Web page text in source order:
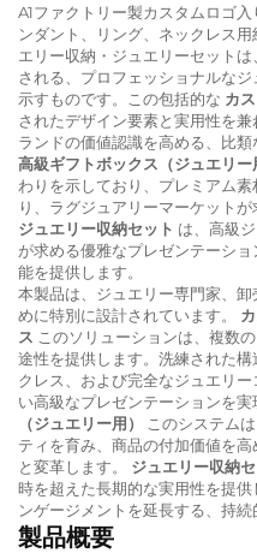
A1ファクトリー製カスタムロゴ
ンダント、リング、ネックレス
エリー収納・ジュエリーセット
される、プロフェッショナルな
示すものです。この包括的な カ
されたデザイン要素と実用性を
ランドの価値認識を高める、比
高級ギフトボックス（ジュエリー
わりを示しており、プレミアム
り、ラグジュアリーマーケット
ジュエリー収納セット は、高級
が求める優雅なプレゼンテーシ
能を提供します。
本製品は、ジュエリー専門家、
めに特別に設計されています。
ス このソリューションは、複数
途性を提供します。洗練された
クレス、および完全なジュエリ
い高級なプレゼンテーションを実
（ジュエリー用）
このシステム
ティを育み、商品の付加価値を
と変革します。 ジュエリー収納
時を超えた長期的な実用性を提
ンゲージメントを延長する、持続
製品概要